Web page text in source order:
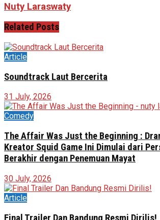
Nuty Laraswaty
Related Posts
Article
Soundtrack Laut Bercerita
31 July, 2026
Comedy
The Affair Was Just the Beginning :
Kreator Squid Game Ini Dimulai dari
Berakhir dengan Penemuan Mayat
30 July, 2026
Article
Final Trailer Dan Bandung Resmi Dirilis!